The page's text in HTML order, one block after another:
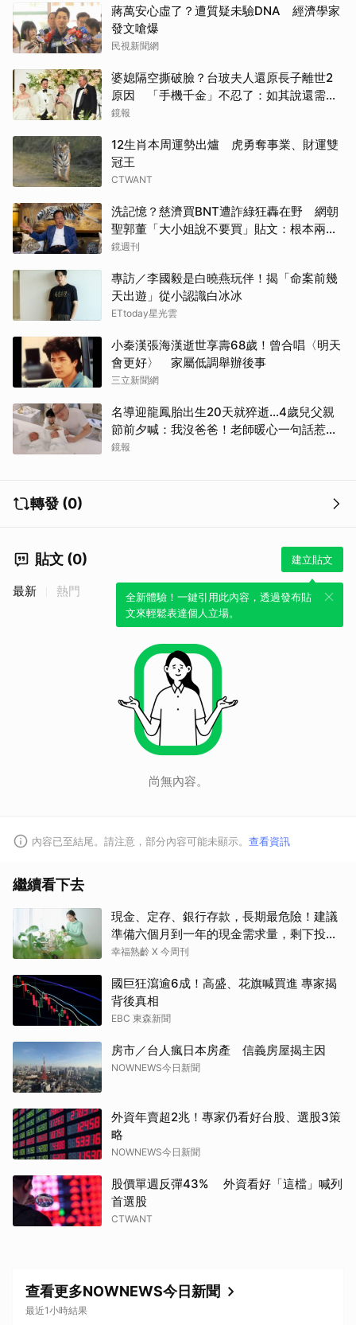
蔣萬安心虛了？遭質疑未驗DNA 經濟學家
發文嗆爆
民視新聞網
婆媳隔空撕破臉？台玻夫人還原長子離世2
原因 「手機千金」不忍了：如其說還需要
離開嗎？
鏡報
12生肖本周運勢出爐 虎勇奪事業、財運雙
冠王
CTWANT
洗記憶？慈濟買BNT遭詐綠狂轟在野 網朝
聖郭董「大小姐說不要買」貼文：根本兩碼
事
鏡週刊
專訪／李國毅是白曉燕玩伴！揭「命案前幾
天出遊」從小認識白冰冰
ETtoday星光雲
小秦漢張海漢逝世享壽68歲！曾合唱〈明天
會更好〉 家屬低調舉辦後事
三立新聞網
名導迎龍鳳胎出生20天就猝逝...4歲兒父親
節前夕喊：我沒爸爸！老師暖心一句話惹哭
遺孀
鏡報
轉發 (0)
貼文 (0) 建立貼文
全新體驗！一鍵引用此內容，透過發布貼
文來輕鬆表達個人立場。
最新 熱門
尚無內容。
內容已至結尾。請注意，部分內容可能未顯示。 查看資訊
繼續看下去
現金、定存、銀行存款，長期最危險！建議
準備六個月到一年的現金需求量，剩下投資
這2個
幸福熟齡 X 今周刊
國巨狂瀉逾6成！高盛、花旗喊買進 專家揭
背後真相
EBC 東森新聞
房市／台人瘋日本房產 信義房屋揭主因
NOWNEWS今日新聞
外資年賣超2兆！專家仍看好台股、選股3策
略
NOWNEWS今日新聞
股價單週反彈43% 外資看好「這檔」喊列
首選股
CTWANT
查看更多NOWNEWS今日新聞
最近1小時結果